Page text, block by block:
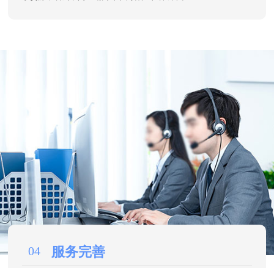
服务完善
免费提供产品调试、操作培训以及终身的技术支持服务，送
货上门服务，48小时安排人员上门解决故障 24小时免费提供服务
咨询，1小时响应，免费保修，终身维护，不断改进技术与服务水
平。